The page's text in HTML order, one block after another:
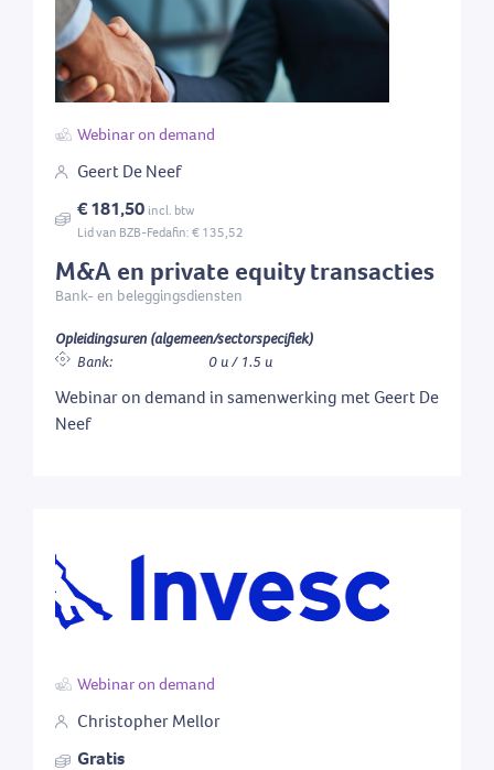
M&A en private equity transacties
Bank- en beleggingsdiensten
Opleidingsuren (algemeen/sectorspecifiek)
Bank:
0 u / 1.5 u
Webinar on demand in samenwerking met Geert De
Neef
Webinar on demand
Geert De Neef
€ 181,50 incl. btw
Lid van BZB-Fedafin: € 135,52
Webinar on demand
Christopher Mellor
Gratis